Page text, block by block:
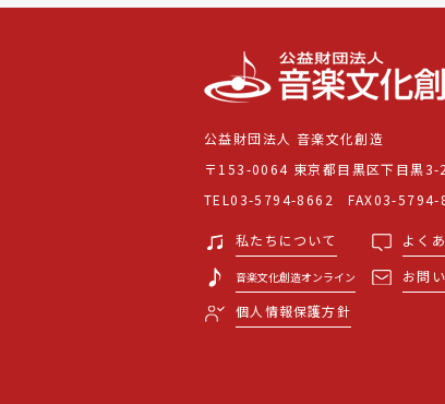
公益財団法人 音楽文化創造
〒153-0064 東京都目黒区下目黒3-
TEL03-5794-8662 FAX03-5794-
私たちについて よく
音楽文化創造オンライン
お問
個人情報保護方針